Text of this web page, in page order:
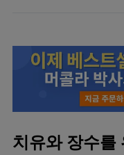
치유와 장수를